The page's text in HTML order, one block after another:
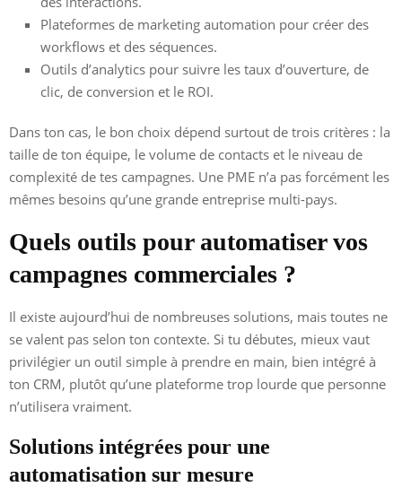
Plateformes de marketing automation pour créer des
workflows et des séquences.
Outils d’analytics pour suivre les taux d’ouverture, de
clic, de conversion et le ROI.
Dans ton cas, le bon choix dépend surtout de trois critères : la
taille de ton équipe, le volume de contacts et le niveau de
complexité de tes campagnes. Une PME n’a pas forcément les
mêmes besoins qu’une grande entreprise multi-pays.
Quels outils pour automatiser vos
campagnes commerciales ?
Il existe aujourd’hui de nombreuses solutions, mais toutes ne
se valent pas selon ton contexte. Si tu débutes, mieux vaut
privilégier un outil simple à prendre en main, bien intégré à
ton CRM, plutôt qu’une plateforme trop lourde que personne
n’utilisera vraiment.
Solutions intégrées pour une
automatisation sur mesure